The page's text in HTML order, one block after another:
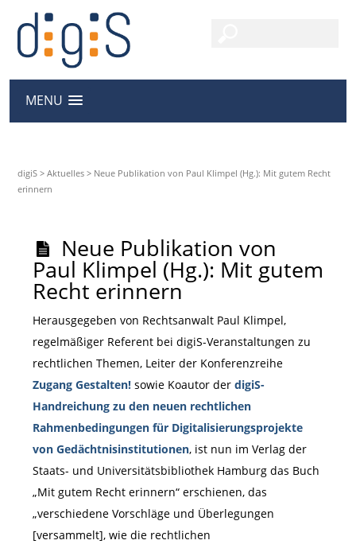
MENU
digiS >Aktuelles > Neue Publikation von Paul Klimpel (Hg.): Mit gutem Recht
erinnern
Neue Publikation von
Paul Klimpel (Hg.): Mit gutem
Recht erinnern
Herausgegeben von Rechtsanwalt Paul Klimpel,
regelmäßiger Referent bei digiS-Veranstaltungen zu
rechtlichen Themen, Leiter der Konferenzreihe
Zugang Gestalten!sowie Koautor der digiS-
Handreichung zu den neuen rechtlichen
Rahmenbedingungen für Digitalisierungsprojekte
von Gedächtnisinstitutionen, ist nun im Verlag der
Staats- und Universitätsbibliothek Hamburg das Buch
„Mit gutem Recht erinnern“ erschienen, das
„verschiedene Vorschläge und Überlegungen
[versammelt], wie die rechtlichen